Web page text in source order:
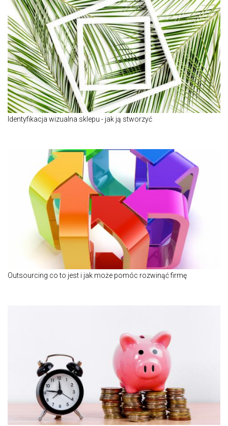
Identyfikacja wizualna sklepu - jak ją stworzyć
Outsourcing co to jest i jak może pomóc rozwinąć firmę